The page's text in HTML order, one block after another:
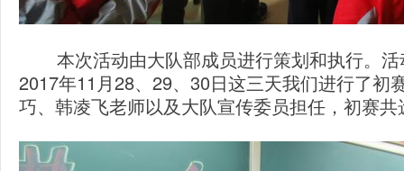
本次活动由大队部成员进行策划和执行。活
2017年11月28、29、30日这三天我们进行了初
巧、韩凌飞老师以及大队宣传委员担任，初赛